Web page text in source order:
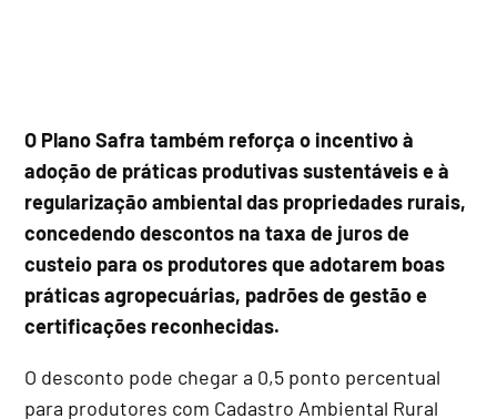
O Plano Safra também reforça o incentivo à
adoção de práticas produtivas sustentáveis e à
regularização ambiental das propriedades rurais,
concedendo descontos na taxa de juros de
custeio para os produtores que adotarem boas
práticas agropecuárias, padrões de gestão e
certificações reconhecidas.
O desconto pode chegar a 0,5 ponto percentual
para produtores com Cadastro Ambiental Rural